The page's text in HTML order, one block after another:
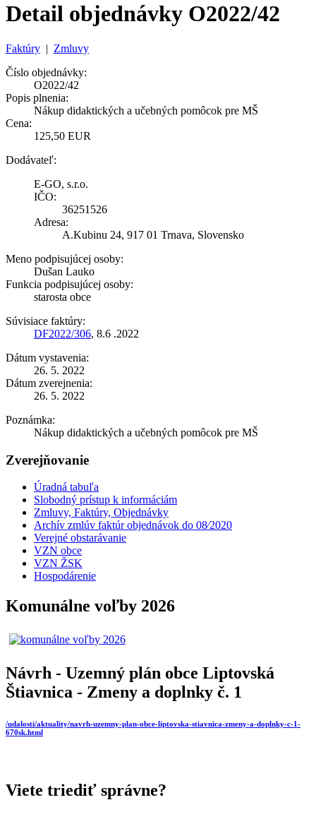
Detail objednávky O2022/42
Faktúry | Zmluvy
Číslo objednávky:
O2022/42
Popis plnenia:
Nákup didaktických a učebných pomôcok pre MŠ
Cena:
125,50 EUR
Dodávateľ:
E-GO, s.r.o.
IČO:
36251526
Adresa:
A.Kubinu 24, 917 01 Trnava, Slovensko
Meno podpisujúcej osoby:
Dušan Lauko
Funkcia podpisujúcej osoby:
starosta obce
Súvisiace faktúry:
DF2022/306, 8.6 .2022
Dátum vystavenia:
26. 5. 2022
Dátum zverejnenia:
26. 5. 2022
Poznámka:
Nákup didaktických a učebných pomôcok pre MŠ
Zverejňovanie
Úradná tabuľa
Slobodný prístup k informáciám
Zmluvy, Faktúry, Objednávky
Archív zmlúv faktúr objednávok do 08⁄2020
Verejné obstarávanie
VZN obce
VZN ŽSK
Hospodárenie
Komunálne voľby 2026
Návrh - Uzemný plán obce Liptovská
Štiavnica - Zmeny a doplnky č. 1
/udalosti/aktuality/navrh-uzemny-plan-obce-liptovska-stiavnica-zmeny-a-doplnky-c-1-
670sk.html
Viete triediť správne?